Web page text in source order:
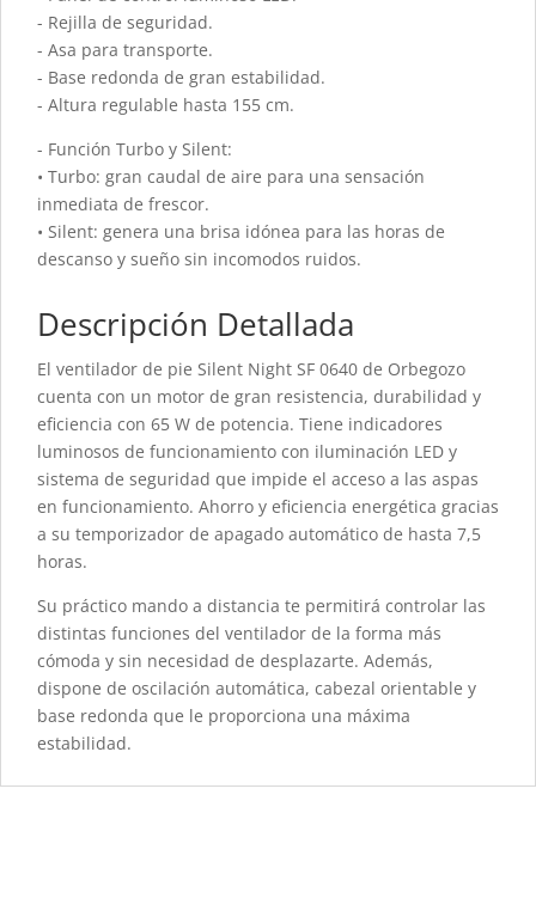
- Rejilla de seguridad.
- Asa para transporte.
- Base redonda de gran estabilidad.
- Altura regulable hasta 155 cm.
- Función Turbo y Silent:
• Turbo: gran caudal de aire para una sensación
inmediata de frescor.
• Silent: genera una brisa idónea para las horas de
descanso y sueño sin incomodos ruidos.
Descripción Detallada
El ventilador de pie Silent Night SF 0640 de Orbegozo
cuenta con un motor de gran resistencia, durabilidad y
eficiencia con 65 W de potencia. Tiene indicadores
luminosos de funcionamiento con iluminación LED y
sistema de seguridad que impide el acceso a las aspas
en funcionamiento. Ahorro y eficiencia energética gracias
a su temporizador de apagado automático de hasta 7,5
horas.
Su práctico mando a distancia te permitirá controlar las
distintas funciones del ventilador de la forma más
cómoda y sin necesidad de desplazarte. Además,
dispone de oscilación automática, cabezal orientable y
base redonda que le proporciona una máxima
estabilidad.